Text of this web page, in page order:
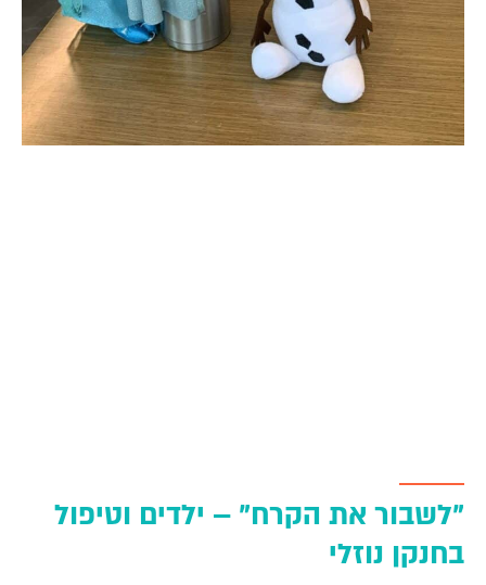
"לשבור את הקרח" – ילדים וטיפול
בחנקן נוזלי